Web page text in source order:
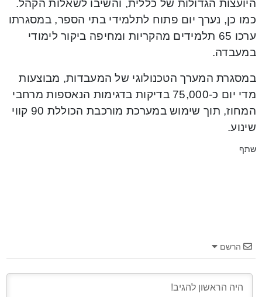
היועצות הגדולות של כללית, והשיבו לשאלות הקהל.
כמו כן, נערך יום פתוח לתלמידי בתי הספר, במסגרתו
ערכו 65 תלמידים מהקריות ומחיפה ביקור לימודי
במעבדה.
במסגרת המערך הטכנולוגי של המעבדות, מבוצעות
מדי יום כ-75,000 בדיקות בדגימות הנאספות מרחבי
המחוז, תוך שימוש במערכת מורכבת הכוללת 90 קווי
שינוע.
שתף
הרשם